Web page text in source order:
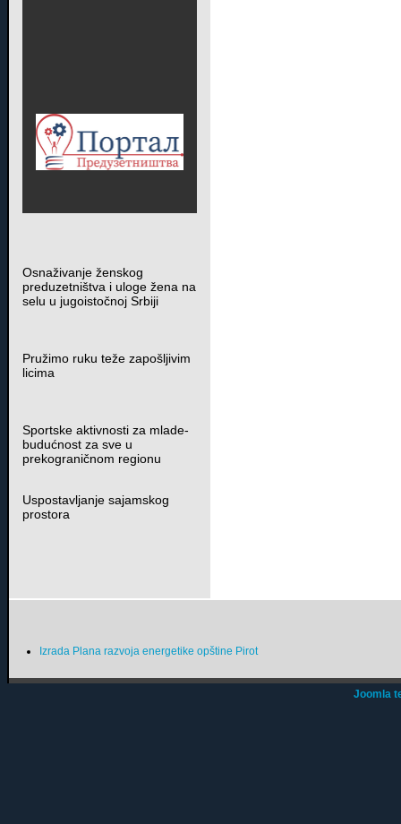
Osnaživanje ženskog
preduzetništva i uloge žena na
selu u jugoistočnoj Srbiji
Pružimo ruku teže zapošljivim
licima
Sportske aktivnosti za mlade-
budućnost za sve u
prekograničnom regionu
Uspostavljanje sajamskog
prostora
Izrada Plana razvoja energetike opštine Pirot
Joomla